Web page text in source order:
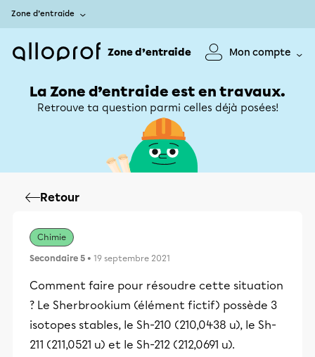
Zone d’entraide
Zone d’entraide Mon compte
La Zone d’entraide est en travaux.
Retrouve ta question parmi celles déjà posées!
Retour
Chimie
Secondaire 5 • 19 septembre 2021
Comment faire pour résoudre cette situation
? Le Sherbrookium (élément fictif) possède 3
isotopes stables, le Sh-210 (210,0438 u), le Sh-
211 (211,0521 u) et le Sh-212 (212,0691 u).